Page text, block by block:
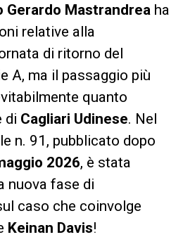
Gerardo Mastrandreaha
relative alla
di ritorno del
A, ma il passaggio più
quanto
di Cagliari Udinese. Nel
n. 91, pubblicato dopo
2026, è stata
nuova fase di
caso che coinvolge
Keinan Davis!